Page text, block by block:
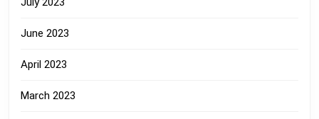
June 2023
April 2023
March 2023